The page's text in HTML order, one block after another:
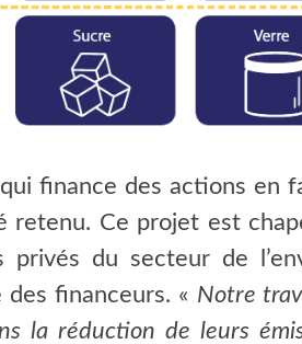
finance des actions en
retenu. Ce projet est
privés du secteur de
financeurs. « Notre
la réduction de leurs